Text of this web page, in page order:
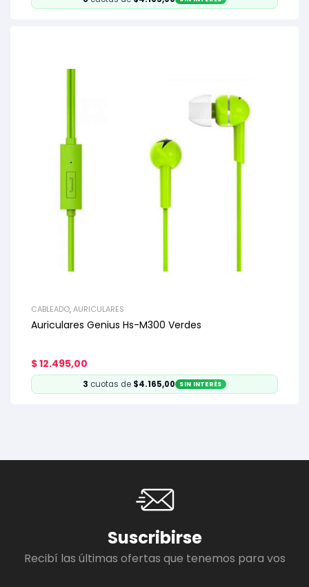
CABLEADO,AURICULARES
Auriculares Genius Hs-M300 Verdes
$12.495,00
3 cuotas de $4.165,00 SIN INTERÉS
Suscribirse
Recibí las últimas ofertas que tenemos para vos